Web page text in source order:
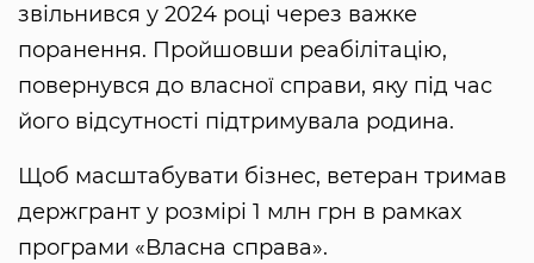
звільнився у 2024 році через важке
поранення. Пройшовши реабілітацію,
повернувся до власної справи, яку під час
його відсутності підтримувала родина.
Щоб масштабувати бізнес, ветеран тримав
держгрант у розмірі 1 млн грн в рамках
програми «Власна справа».